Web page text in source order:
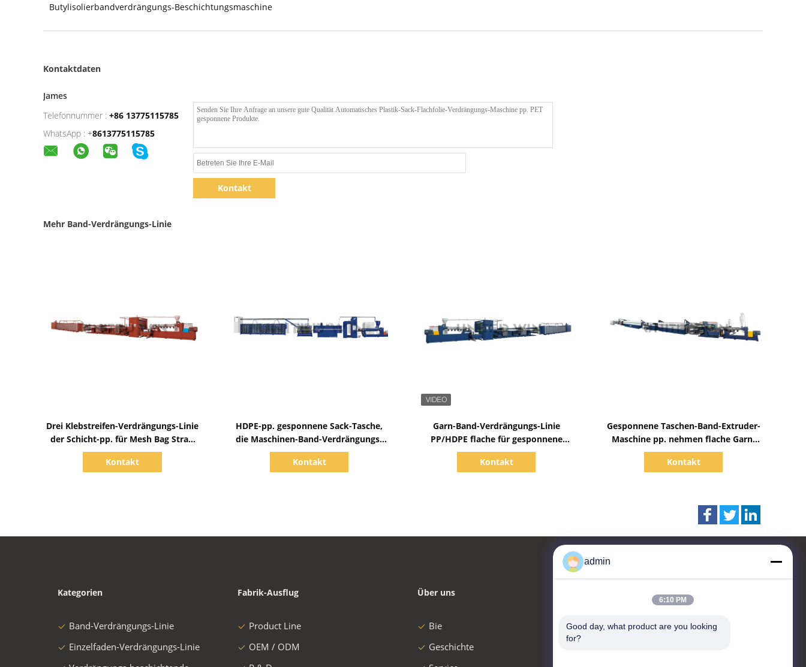
Butylisolierbandverdrängungs-Beschichtungsmaschine
Kontaktdaten
James
Telefonnummer : +86 13775115785
WhatsApp : +8613775115785
Kontakt
Mehr Band-Verdrängungs-Linie
Drei Klebstreifen-Verdrängungs-Linie
der Schicht-pp. für Mesh Bag Strap
800mm
Kontakt
HDPE-pp. gesponnene Sack-Tasche,
die Maschinen-Band-Verdrängungs-
Linie Prozess 500kg H macht
Kontakt
Garn-Band-Verdrängungs-Linie
PP/HDPE flache für gesponnene
Zementsack-Behälter-Taschen
Kontakt
Gesponnene Taschen-Band-Extruder-
Maschine pp. nehmen flache Garn-
Verdrängungs-Linie auf
Kontakt
Kategorien
Band-Verdrängungs-Linie
Einzelfaden-Verdrängungs-Linie
Fabrik-Ausflug
Product Line
OEM / ODM
Über uns
Bie
Geschichte
CHANGZHOU UNITED WIN
PACK CO.,LTD
admin
6:10 PM
Good day, what product are you looking
for?